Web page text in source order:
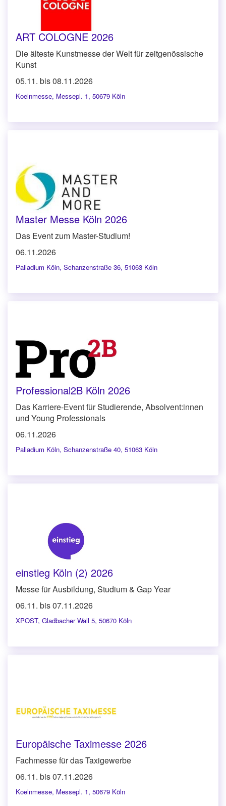
ART COLOGNE 2026
Die älteste Kunstmesse der Welt für zeitgenössische
Kunst
05.11. bis 08.11.2026
Koelnmesse, Messepl. 1, 50679 Köln
Master Messe Köln 2026
Das Event zum Master-Studium!
06.11.2026
Palladium Köln, Schanzenstraße 36, 51063 Köln
Professional2B Köln 2026
Das Karriere-Event für Studierende, Absolvent:innen
und Young Professionals
06.11.2026
Palladium Köln, Schanzenstraße 40, 51063 Köln
einstieg Köln (2) 2026
Messe für Ausbildung, Studium & Gap Year
06.11. bis 07.11.2026
XPOST, Gladbacher Wall 5, 50670 Köln
Europäische Taximesse 2026
Fachmesse für das Taxigewerbe
06.11. bis 07.11.2026
Koelnmesse, Messepl. 1, 50679 Köln